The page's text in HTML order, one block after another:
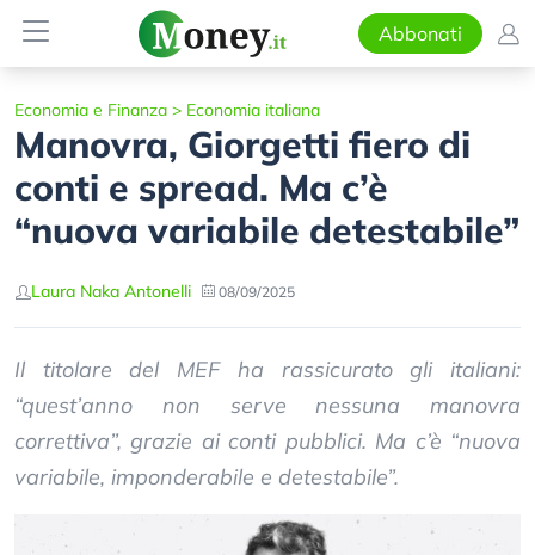
Abbonati
Economia e Finanza > Economia italiana
Manovra, Giorgetti fiero di
conti e spread. Ma c’è
“nuova variabile detestabile”
Laura Naka Antonelli 08/09/2025
Il titolare del MEF ha rassicurato gli italiani:
“quest’anno non serve nessuna manovra
correttiva”, grazie ai conti pubblici. Ma c’è “nuova
variabile, imponderabile e detestabile”.